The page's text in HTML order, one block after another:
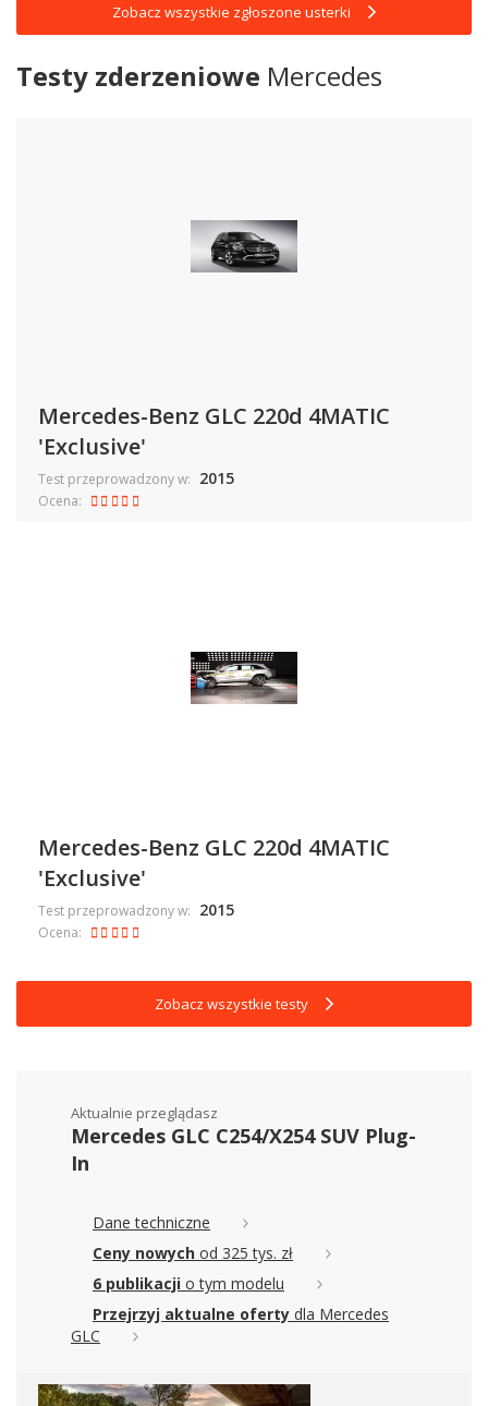
Zobacz wszystkie zgłoszone usterki
Testy zderzeniowe Mercedes
Mercedes-Benz GLC 220d 4MATIC
'Exclusive'
Test przeprowadzony w: 2015
Ocena:
Mercedes-Benz GLC 220d 4MATIC
'Exclusive'
Test przeprowadzony w: 2015
Ocena:
Zobacz wszystkie testy
Aktualnie przeglądasz
Mercedes GLC C254/X254 SUV Plug-
In
Dane techniczne
Ceny nowych od 325 tys. zł
6 publikacji o tym modelu
Przejrzyj aktualne oferty dla Mercedes
GLC